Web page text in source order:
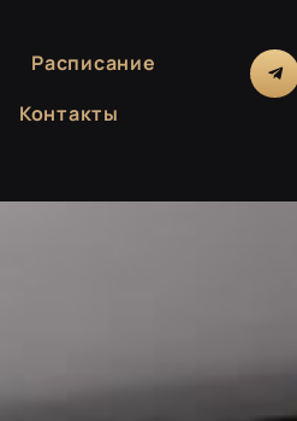
Расписание
Контакты